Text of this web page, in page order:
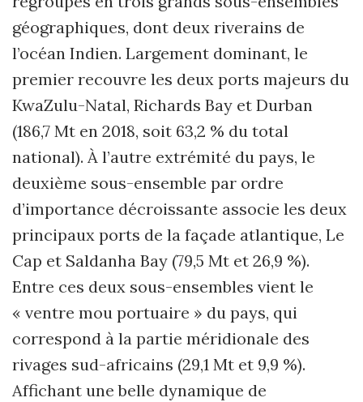
géographiques, dont deux riverains de
l’océan Indien. Largement dominant, le
premier recouvre les deux ports majeurs du
KwaZulu-Natal, Richards Bay et Durban
(186,7 Mt en 2018, soit 63,2 % du total
national). À l’autre extrémité du pays, le
deuxième sous-ensemble par ordre
d’importance décroissante associe les deux
principaux ports de la façade atlantique, Le
Cap et Saldanha Bay (79,5 Mt et 26,9 %).
Entre ces deux sous-ensembles vient le
« ventre mou portuaire » du pays, qui
correspond à la partie méridionale des
rivages sud-africains (29,1 Mt et 9,9 %).
Affichant une belle dynamique de